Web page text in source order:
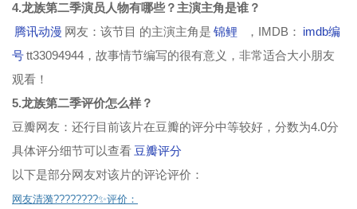
4.龙族第二季演员人物有哪些？主演主角是谁？
腾讯动漫 网友：该节目 的主演主角是 锦鲤 ，IMDB： imdb编
号tt33094944，故事情节编写的很有意义，非常适合大小朋友
观看！
5.龙族第二季评价怎么样？
豆瓣网友：还行目前该片在豆瓣的评分中等较好，分数为4.0分
具体评分细节可以查看 豆瓣评分
以下是部分网友对该片的评论评价：
网友清漪????????✨评价：